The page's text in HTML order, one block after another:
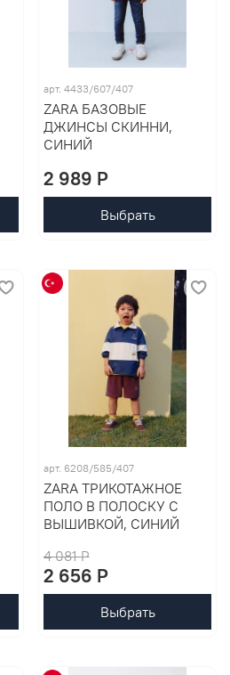
арт. 4433/607/407
ZARA БАЗОВЫЕ
ДЖИНСЫ СКИННИ,
СИНИЙ
2 989 P
Выбрать
арт. 6208/585/407
ZARA ТРИКОТАЖНОЕ
ПОЛО В ПОЛОСКУ С
ВЫШИВКОЙ, СИНИЙ
4 081 P
2 656 P
Выбрать